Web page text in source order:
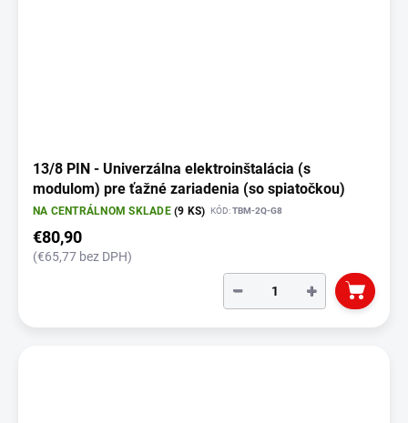
13/8 PIN - Univerzálna elektroinštalácia (s
modulom) pre ťažné zariadenia (so spiatočkou)
NA CENTRÁLNOM SKLADE(9 KS) KÓD:TBM-2Q-G8
€80,90
(€65,77 bez DPH)
+
−